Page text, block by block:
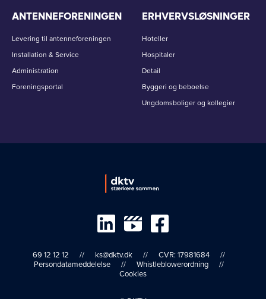
ANTENNEFORENINGEN
Levering til antenneforeningen
Installation & Service
Administration
Foreningsportal
ERHVERVSLØSNINGER
Hoteller
Hospitaler
Detail
Byggeri og beboelse
Ungdomsboliger og kollegier
69 12 12 12 ks@dktv.dk
CVR: 17981684
Persondatameddelelse
Whistleblowerordning
Cookies